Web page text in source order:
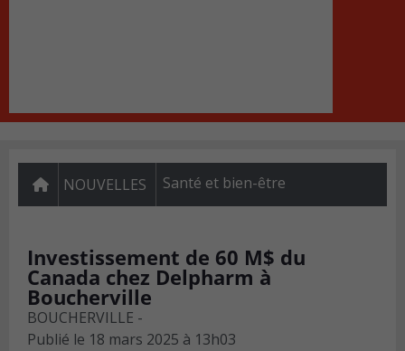
NOUVELLES Santé et bien-être
Investissement de 60 M$ du
Canada chez Delpharm à
Boucherville
BOUCHERVILLE -
Publié le 18 mars 2025 à 13h03